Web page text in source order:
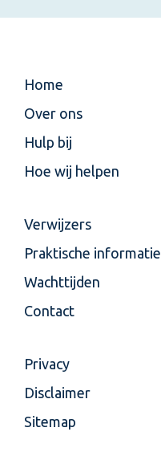
Home
Over ons
Hulp bij
Hoe wij helpen
Verwijzers
Praktische informatie
Wachttijden
Contact
Privacy
Disclaimer
Sitemap